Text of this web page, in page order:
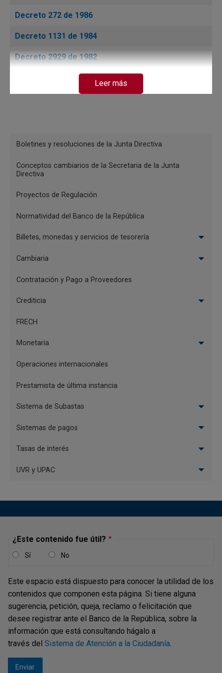
Decreto 272 de 1986
Decreto 1131 de 1984
Decreto 2929 de 1982
Decreto 2475 de 1980
Decreto 58 de 1976
Decreto 1685 de 1975
Página actual
1 Última página
Último »
Leer más
Menu
Boletines y resoluciones de la Junta Directiva
Conceptos cambiarios de la Secretaria de la Junta
Directiva
Proyectos de Regulación
Normatividad del Banco de la República
Billetes, monedas y servicios de tesorería
Cambiaria
Contratación y Pago a Proveedores
Crediticia
FRECH
Monetaria
Operaciones internacionales
Prestamista de última instancia
Sistema de Subastas
Sistemas de pagos
Tasas de interés
UVR y UPAC
¿Este contenido fue útil?
Sí No
Este espacio está dispuesto para conocer la utilidad de los
contenidos que componen esta página. Si tiene alguna
sugerencia, petición, queja, reclamo o felicitación que
desee registrar ante el Banco de la República, sobre la
información que está consultando hágalo a
través del Sistema de Atención a la Ciudadanía